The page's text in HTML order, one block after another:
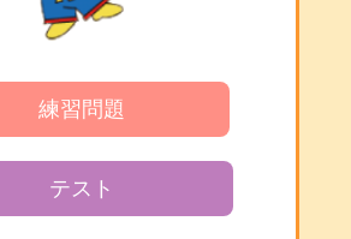
練習問題
テスト